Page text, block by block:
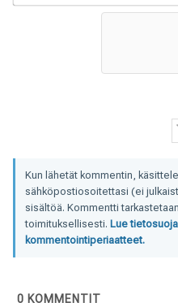
Kun lähetät kommentin,
sähköpostiosoitettasi (ei
sisältöä. Kommentti
toimituksellisesti. Lue
kommentointiperiaatteet.
0 KOMMENTIT